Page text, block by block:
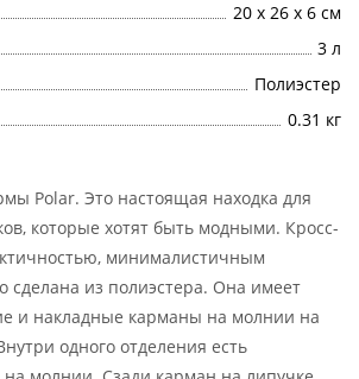
20 х 26 х 6 см
3 л
Полиэстер
0.31 кг
Polar. Это настоящая находка для
которые хотят быть модными. Кросс-
минималистичным
сделана из полиэстера. Она имеет
и накладные карманы на молнии на
одного отделения есть